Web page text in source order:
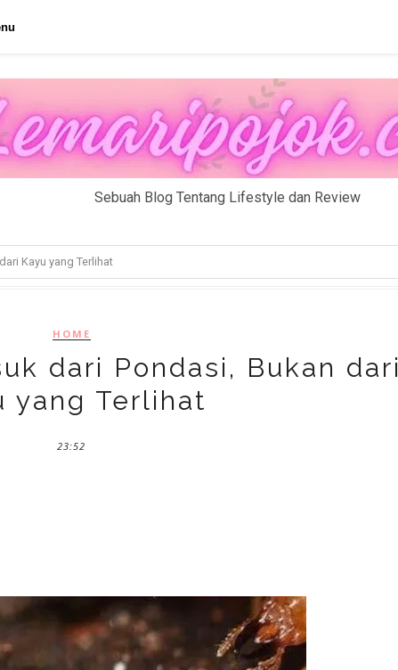
Sebuah Blog Tentang Lifestyle dan Review
Kayu yang Terlihat
HOME
dari Pondasi, Bukan dari
yang Terlihat
23:52